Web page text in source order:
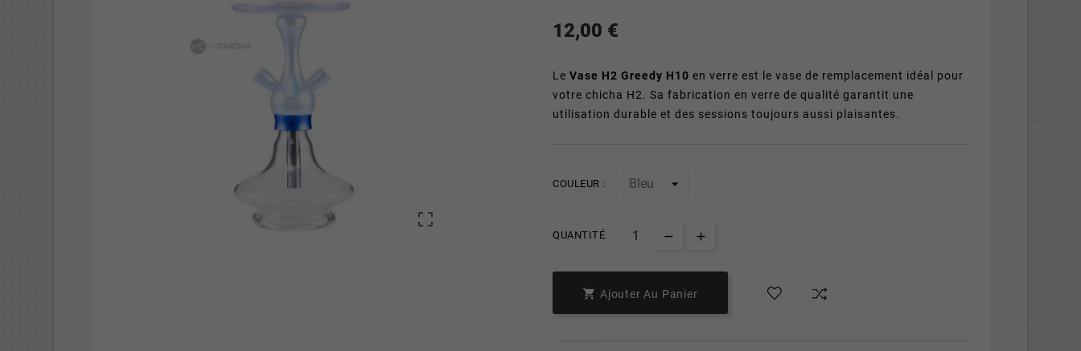

12,00 €
Le Vase H2 Greedy H10 en verre est le vase de remplacement idéal pour
votre chicha H2. Sa fabrication en verre de qualité garantit une
utilisation durable et des sessions toujours aussi plaisantes.
COULEUR :
QUANTITÉ
 Ajouter Au Panier